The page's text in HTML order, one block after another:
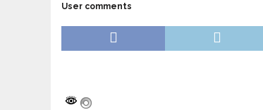
User comments